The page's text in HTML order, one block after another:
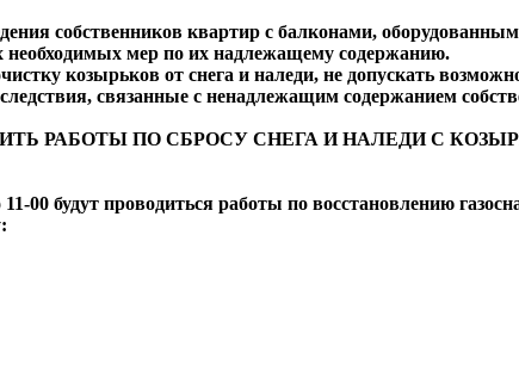
собственников квартир с балконами,
необходимых мер по их надлежащему содержанию.
козырьков от снега и наледи, не допускать
связанные с ненадлежащим содержанием
РАБОТЫ ПО СБРОСУ СНЕГА И НАЛЕДИ С
00 будут проводиться работы по восстановлению